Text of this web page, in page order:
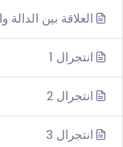
العلاقة بين الدالة
انتجرال 1
انتجرال 2
انتجرال 3
من